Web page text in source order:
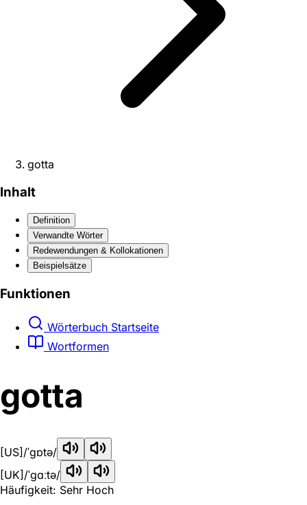
gotta
Inhalt
Definition
Verwandte Wörter
Redewendungen & Kollokationen
Beispielsätze
Funktionen
Wörterbuch Startseite
Wortformen
gotta
[US] /ˈɡɒtə/
[UK] /ˈɡɑːtə/
Häufigkeit: Sehr Hoch